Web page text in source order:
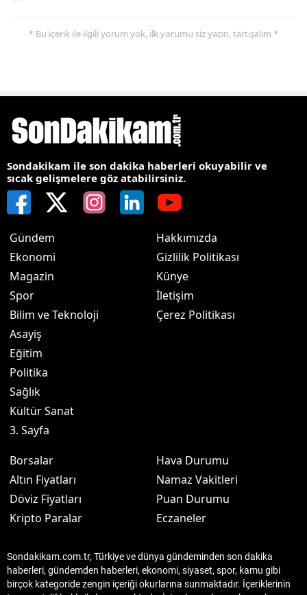
* Bu içerik ile ilgili yorum yok, ilk yorumu siz yazın, tartışalım *
Sondakikam ile son dakika haberleri okuyabilir ve
sıcak gelişmelere göz atabilirsiniz.
Gündem
Ekonomi
Magazin
Spor
Bilim ve Teknoloji
Asayiş
Eğitim
Politika
Sağlık
Kültür Sanat
3. Sayfa
Hakkımızda
Gizlilik Politikası
Künye
İletişim
Çerez Politikası
Borsalar
Altın Fiyatları
Döviz Fiyatları
Kripto Paralar
Hava Durumu
Namaz Vakitleri
Puan Durumu
Eczaneler
Sondakikam.com.tr, Türkiye ve dünya gündeminden son dakika
haberleri, gündemden haberleri, ekonomi, siyaset, spor, kamu gibi
birçok kategoride zengin içeriği okurlarına sunmaktadır. İçeriklerinin